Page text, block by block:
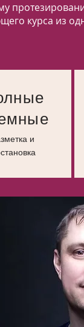
курса из
и